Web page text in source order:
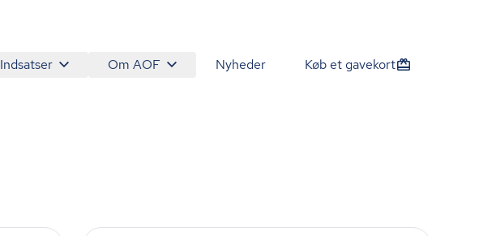
Indsatser Om AOF Nyheder Køb et gavekort